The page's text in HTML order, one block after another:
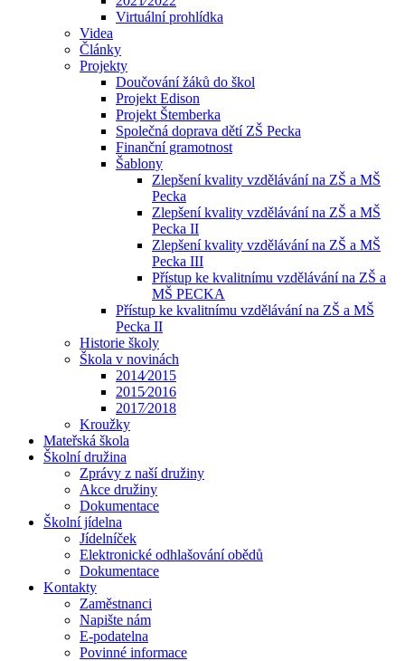
Virtuální prohlídka
Videa
Články
Projekty
Doučování žáků do škol
Projekt Edison
Projekt Štemberka
Společná doprava dětí ZŠ Pecka
Finanční gramotnost
Šablony
Zlepšení kvality vzdělávání na ZŠ a MŠ
Pecka
Zlepšení kvality vzdělávání na ZŠ a MŠ
Pecka II
Zlepšení kvality vzdělávání na ZŠ a MŠ
Pecka III
Přístup ke kvalitnímu vzdělávání na ZŠ a
MŠ PECKA
Přístup ke kvalitnímu vzdělávání na ZŠ a MŠ
Pecka II
Historie školy
Škola v novinách
2014⁄2015
2015⁄2016
2017⁄2018
Kroužky
Mateřská škola
Školní družina
Zprávy z naší družiny
Akce družiny
Dokumentace
Školní jídelna
Jídelníček
Elektronické odhlašování obědů
Dokumentace
Kontakty
Zaměstnanci
Napište nám
E-podatelna
Povinné informace